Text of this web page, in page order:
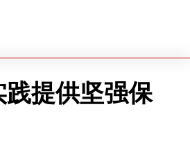
提供坚强保